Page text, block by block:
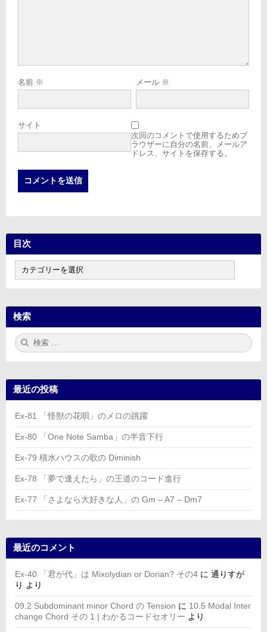
名前 ※ メール ※
サイト
次回のコメントで使用するためブ
ラウザーに自分の名前、メールア
ドレス、サイトを保存する。
目次
次
検索
検
索:
最近の投稿
Ex-81 「怪獣の花唄」のメロの跳躍
Ex-80 「One Note Samba」の半音下行
Ex-79 積水ハウスの歌の Diminish
Ex-78 「夢で逢えたら」の王道のコード進行
Ex-77 「さよなら大好きな人」の Gm – A7 – Dm7
最近のコメント
Ex-40 「君が代」は Mixolydian or Dorian? その4 に 通りすが
り より
09.2 Subdominant minor Chord の Tension に 10.5 Modal Inter
change Chord その 1 | わかるコードセオリー より